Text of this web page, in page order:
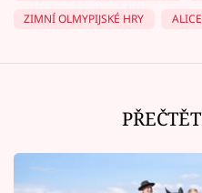
ZIMNÍ OLMYPIJSKÉ HRY